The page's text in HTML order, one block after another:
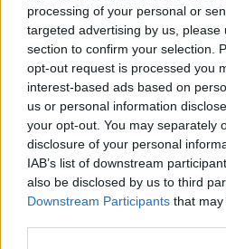
processing of your personal or
targeted advertising by us, please
section to confirm your selection.
opt-out request is processed you
interest-based ads based on
us or personal information
your opt-out. You may separately
disclosure of your personal
IAB’s list of downstream
also be disclosed by us to third
Downstream Participants that
győztese – Zila Kávéház
Budapest
Gyuris László, a
Tortája verseny kétszeres
Cukrászda és Kávéház,
Mindkét napon reggeltől